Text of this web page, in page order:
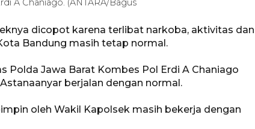
A Chaniago. (ANTARA/Bagus
dicopot karena terlibat narkoba, aktivitas dan
Bandung masih tetap normal.
Polda Jawa Barat Kombes Pol Erdi A Chaniago
berjalan dengan normal.
oleh Wakil Kapolsek masih bekerja dengan